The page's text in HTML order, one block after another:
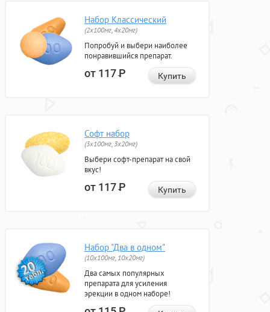
Набор Классический
(2x100мг, 4x20мг)
Попробуй и выбери наиболее
понравившийся препарат.
от 117Р Купить
Софт набор
(3x100мг, 3x20мг)
Выбери софт-препарат на свой
вкус!
от 117Р Купить
Набор "Два в одном"
(10x100мг, 10x20мг)
Два самых популярных
препарата для усиления
эрекции в одном наборе!